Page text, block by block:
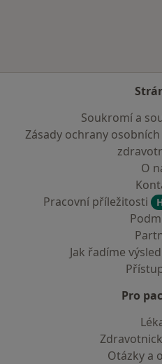
Soukromí a
Zásady ochrany
O
Pracovní příležitosti
Jak řadíme
Pro
Otázky a